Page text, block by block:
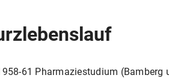
61 Pharmaziestudium (Bamberg